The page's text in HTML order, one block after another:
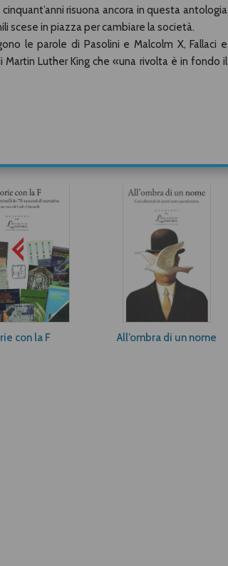
risuona ancora in questa antologia
scese in piazza per cambiare la società.
le parole di Pasolini e Malcolm X, Fallaci e
Martin Luther King che «una rivolta è in fondo il
con la F All’ombra di un nome